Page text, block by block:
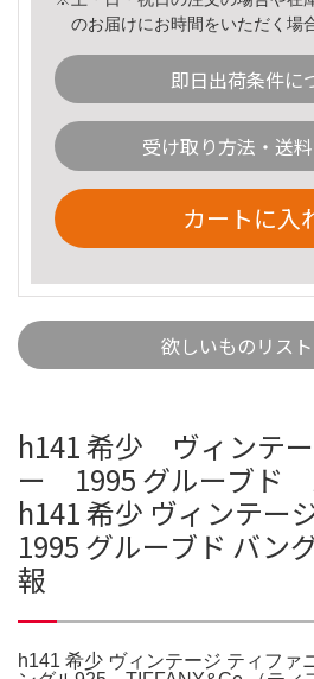
のお届けにお時間をいただく場
即日出荷条件に
受け取り方法・送
カートに入
欲しいものリス
h141 希少 ヴィンテ
ー 1995 グルーブド
h141 希少 ヴィンテー
1995 グルーブド バン
報
h141 希少 ヴィンテージ ティファ